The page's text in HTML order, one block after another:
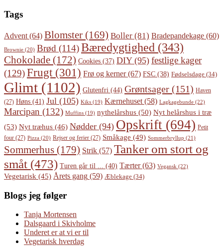
Tags
Advent (64) Blomster (169) Boller (81) Bradepandekage (60)
Brownie (20) Brød (114)Bæredygtighed (343)
Chokolade (172) Cookies (37) DIY(95) festlige kager
(129)Frugt (301) Frø og kerner(67) FSC (38) Fødselsdage (34)
Glimt (1102) Glutenfri (44) Grøntsager (151) Haven
(27) Høns (41) Jul (105) Kiks (19) Kærnehuset (58) Lagkagebunde (22)
Marcipan (132) Muffins (19) nythelårshus (50) Nyt helårshus i træ
(53) Nyt træhus (46) Nødder (94) Opskrift (694) Petit
four (27) Pizza (20) Rejser og ferier (27) Småkage (49) Sommerbryllup (21)
Sommerhus (179) Strik (57) Tanker om stort og
småt (473) Turen går til ... (40) Tærter(63) Vegansk (22)
Vegetarisk (45) Årets gang (59) Æblekage (34)
Blogs jeg følger
Tanja Mortensen
Dalsgaard i Skivholme
Underet er at vi er til
Vegetarisk hverdag